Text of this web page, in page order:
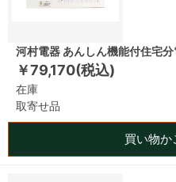
河村電器 あんしん機能付住宅
￥79,170(税込)
在庫
取寄せ品
買い物か